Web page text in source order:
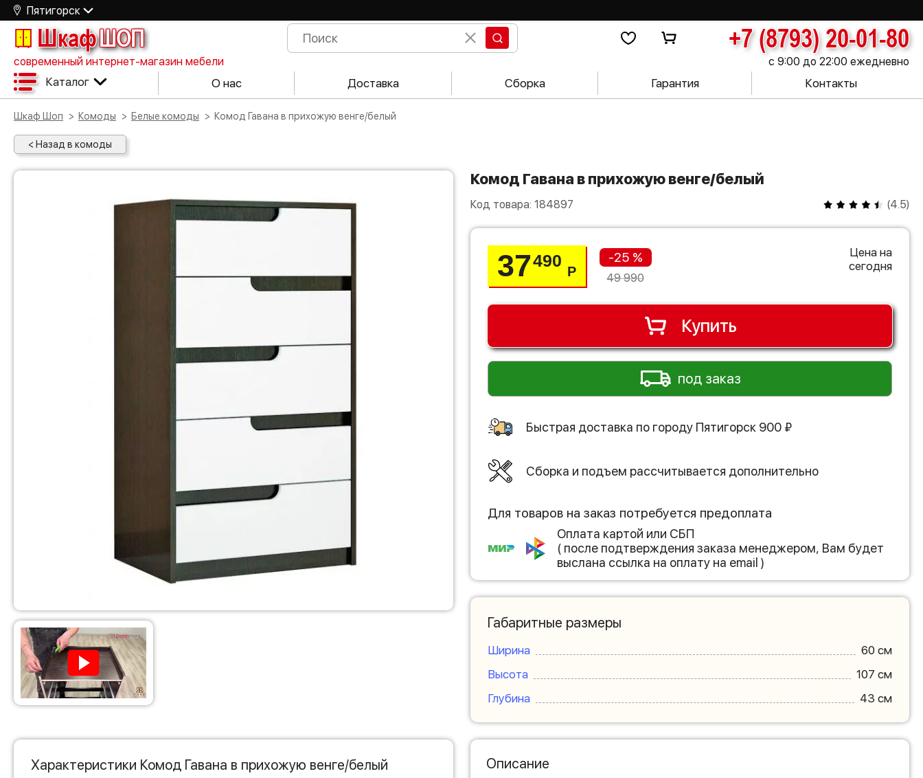
Пятигорск
ШкафШОП +7 (8793) 20-01-80
современный интернет-магазин мебели с 9:00 до 22:00 ежедневно
Каталог О нас Доставка Сборка Гарантия Контакты
Шкаф Шоп Комоды Белые комоды Комод Гавана в прихожую венге/белый
< Назад в комоды
Комод Гавана в прихожую венге/белый
Код товара: 184897 (4.5)
37490
Р
-25 %
49 990
Цена на
сегодня
Купить
под заказ
Быстрая доставка по городу Пятигорск 900 ₽
Сборка и подъем рассчитывается дополнительно
Для товаров на заказ потребуется предоплата
Оплата картой или СБП
( после подтверждения заказа менеджером, Вам будет
выслана ссылка на оплату на email )
Габаритные размеры
Ширина
60 см
Высота
107 см
Глубина
43 см
Характеристики Комод Гавана в прихожую венге/белый Описание